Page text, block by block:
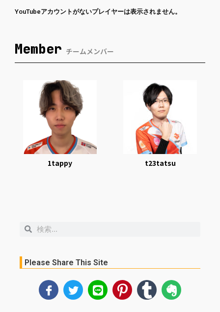
YouTubeアカウントがないプレイヤーは表示されません。
Member チームメンバー
1tappy t23tatsu
検
検
Please Share This Site